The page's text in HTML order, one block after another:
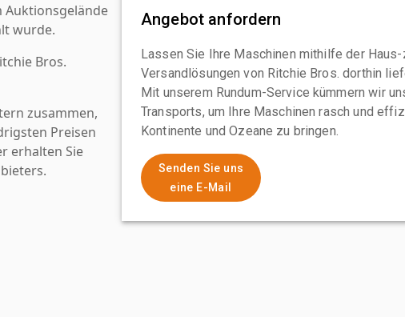
Auktionsgelände
wurde.
Bros.
zusammen,
Preisen
erhalten Sie
Angebot anfordern
Lassen Sie Ihre Maschinen mithilfe der
Versandlösungen von Ritchie Bros. dorthin
Mit unserem Rundum-Service kümmern wir
Transports, um Ihre Maschinen rasch und
Kontinente und Ozeane zu bringen.
Senden Sie uns
eine E-Mail